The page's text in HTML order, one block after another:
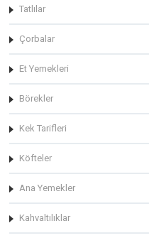
Tatlılar
Çorbalar
Et Yemekleri
Börekler
Kek Tarifleri
Köfteler
Ana Yemekler
Kahvaltılıklar